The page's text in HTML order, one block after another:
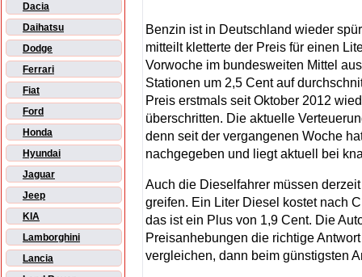
Dacia
Daihatsu
Dodge
Ferrari
Fiat
Ford
Honda
Hyundai
Jaguar
Jeep
KIA
Lamborghini
Lancia
Benzin ist in Deutschland wieder
mitteilt kletterte der Preis für einen
Vorwoche im bundesweiten Mittel
Stationen um 2,5 Cent auf
Preis erstmals seit Oktober 2012
überschritten. Die aktuelle
denn seit der vergangenen Woche
nachgegeben und liegt aktuell bei
Auch die Dieselfahrer müssen
greifen. Ein Liter Diesel kostet nach
das ist ein Plus von 1,9 Cent. Die
Preisanhebungen die richtige
vergleichen, dann beim günstigsten